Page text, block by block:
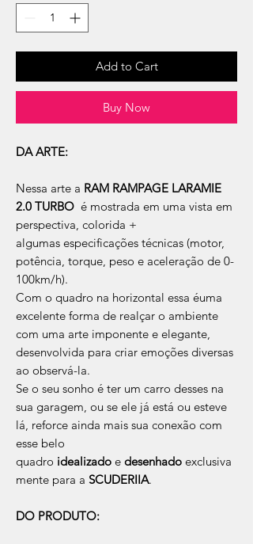
Add to Cart
Buy Now
DA ARTE:
Nessa arte a RAM RAMPAGE LARAMIE
2.0 TURBO é mostrada em uma vista em
perspectiva, colorida +
algumas especificações técnicas (motor,
potência, torque, peso e aceleração de 0-
100km/h).
Com o quadro na horizontal essa éuma
excelente forma de realçar o ambiente
com uma arte imponente e elegante,
desenvolvida para criar emoções diversas
ao observá-la.
Se o seu sonho é ter um carro desses na
sua garagem, ou se ele já está ou esteve
lá, reforce ainda mais sua conexão com
esse belo
quadro idealizado e desenhado exclusiva
mente para a SCUDERIIA.
DO PRODUTO: